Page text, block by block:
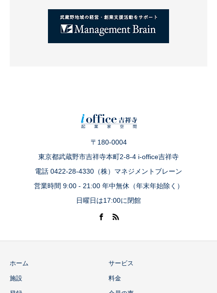
〒180-0004
東京都武蔵野市吉祥寺本町2-8-4 i-office吉祥寺
電話 0422-28-4330（株）マネジメントブレーン
営業時間 9:00 - 21:00 年中無休（年末年始除く）
日曜日は17:00に閉館
ホーム サービス
施設 料金